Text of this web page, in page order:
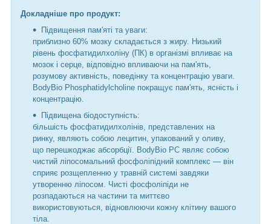
Докладніше про продукт:
Підвищення пам'яті та уваги:
приблизно 60% мозку складається з жиру. Низький
рівень фосфатидилхоліну (ПК) в організмі впливає на
мозок і серце, відповідно впливаючи на пам'ять,
розумову активність, поведінку та концентрацію уваги.
BodyBio Phosphatidylcholine покращує пам'ять, ясність і
концентрацію.
Підвищена біодоступність:
більшість фосфатидилхолінів, представлених на
ринку, являють собою лецитин, упакований у оливу,
що перешкоджає абсорбції. BodyBio PC являє собою
чистий ліпосомальний фосфоліпідний комплекс — він
сприяє розщепленню у травній системі завдяки
утворенню ліпосом. Чисті фосфоліпіди не
розпадаються на частини та миттєво
використовуються, відновлюючи кожну клітину вашого
тіла.